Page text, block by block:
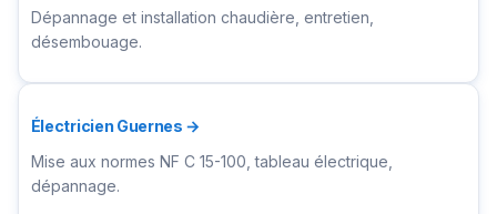
Dépannage et installation chaudière, entretien,
désembouage.
Électricien Guernes →
Mise aux normes NF C 15-100, tableau électrique,
dépannage.